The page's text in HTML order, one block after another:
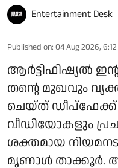
Entertainment Desk
Published on: 04 Aug 2026,
ആർട്ടിഫിഷ്യൽ
തന്റെ മുഖവും
ചെയ്ത് ഡീപ്‌ഫേക്ക്
വീഡിയോകളും
ശക്തമായ
മൃണാൾ താക്കൂർ.